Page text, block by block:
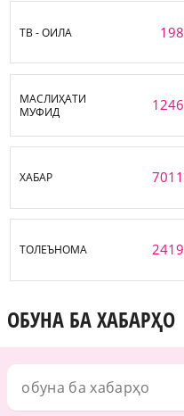
ТВ - ОИЛА 198
МАСЛИҲАТИ
МУФИД
1246
ХАБАР 7011
ТОЛЕЪНОМА 2419
ОБУНА БА ХАБАРҲО